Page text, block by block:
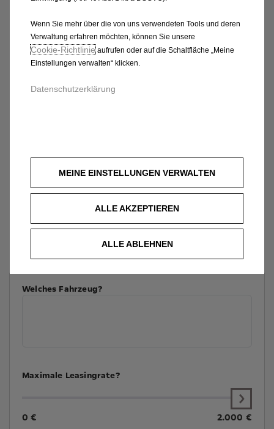
Welches Fahrzeug?
Maximale Leasingrate?
0 € 2.000 €
Wenn Sie mehr über die von uns verwendeten Tools und deren
Verwaltung erfahren möchten, können Sie unsere
Cookie‑Richtlinieaufrufen oder auf die Schaltfläche „Meine
Einstellungen verwalten“ klicken.
Datenschutzerklärung
MEINE EINSTELLUNGEN VERWALTEN
ALLE AKZEPTIEREN
ALLE ABLEHNEN